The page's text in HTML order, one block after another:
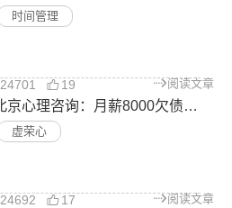
时间管理
24701 19 阅读文章
北京心理咨询：月薪8000欠债几十万，假精致背后是填不满的虚荣心
虚荣心
24692 17 阅读文章